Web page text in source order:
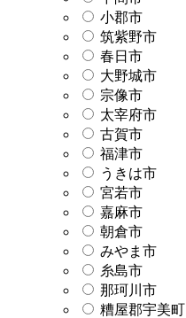
小郡市
筑紫野市
春日市
大野城市
宗像市
太宰府市
古賀市
福津市
うきは市
宮若市
嘉麻市
朝倉市
みやま市
糸島市
那珂川市
糟屋郡宇美町